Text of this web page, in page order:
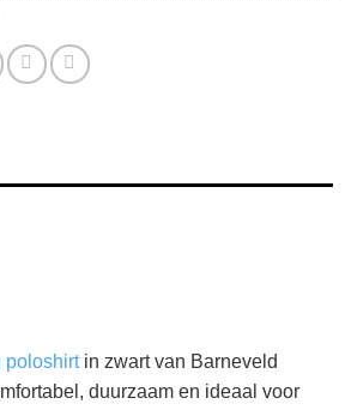
poloshirtin zwart van Barneveld
duurzaam en ideaal voor